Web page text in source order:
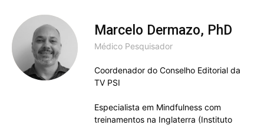
Marcelo Dermazo, PhD
Médico Pesquisador
Coordenador do Conselho Editorial da
TV PSI
Especialista em Mindfulness com
treinamentos na Inglaterra (Instituto